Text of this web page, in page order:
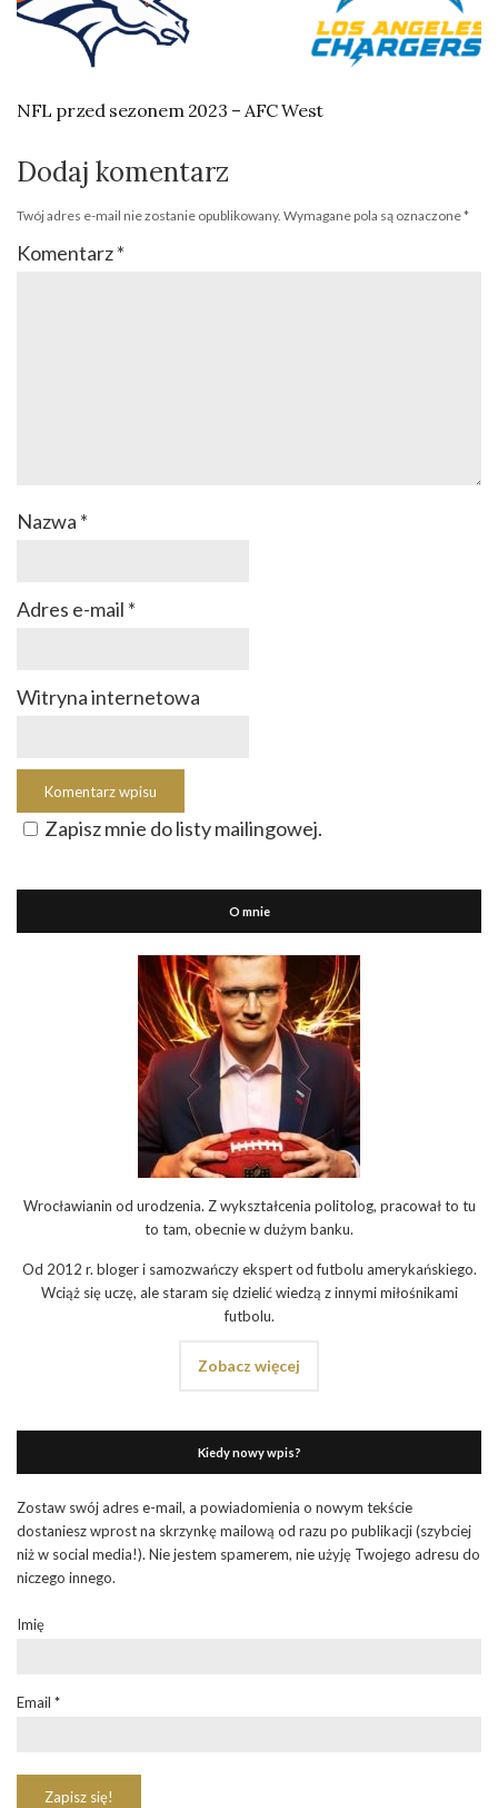
NFL przed sezonem 2023 – AFC West
Dodaj komentarz
Twój adres e-mail nie zostanie opublikowany. Wymagane pola są oznaczone*
Komentarz*
Nazwa *
Adres e-mail *
Witryna internetowa
Zapisz mnie do listy mailingowej.
O mnie
Wrocławianin od urodzenia. Z wykształcenia politolog, pracował to tu
to tam, obecnie w dużym banku.
Od 2012 r. bloger i samozwańczy ekspert od futbolu amerykańskiego.
Wciąż się uczę, ale staram się dzielić wiedzą z innymi miłośnikami
futbolu.
Zobacz więcej
Kiedy nowy wpis?
Zostaw swój adres e-mail, a powiadomienia o nowym tekście
dostaniesz wprost na skrzynkę mailową od razu po publikacji (szybciej
niż w social media!). Nie jestem spamerem, nie użyję Twojego adresu do
niczego innego.
Imię
Email *